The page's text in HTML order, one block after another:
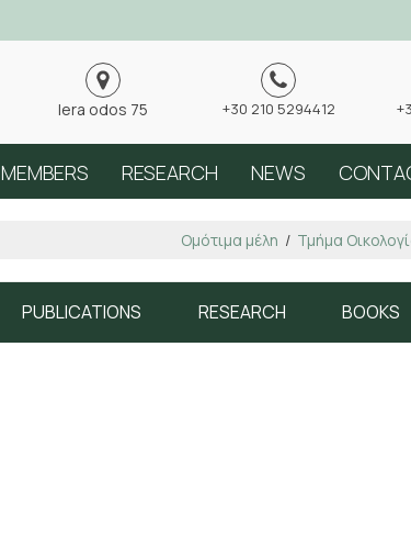
Iera odos 75 +30 210 5294412
MEMBERS RESEARCH NEWS
Ομότιμα μέλη / Τμήμα
PUBLICATIONS RESEARCH BOOKS